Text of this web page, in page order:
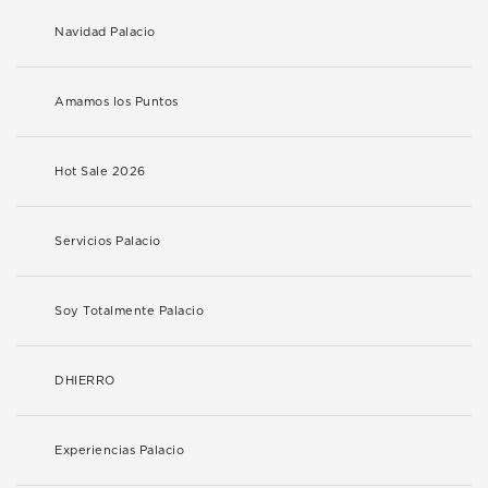
Navidad Palacio
Amamos los Puntos
Hot Sale 2026
Servicios Palacio
Soy Totalmente Palacio
DHIERRO
Experiencias Palacio